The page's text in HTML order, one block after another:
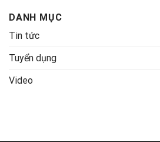
DANH MỤC
Tin tức
Tuyển dụng
Video